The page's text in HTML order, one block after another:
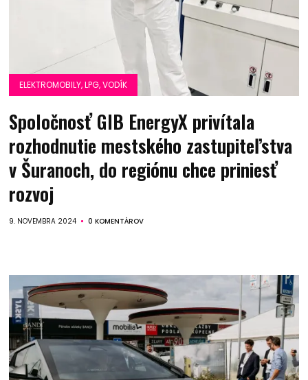
ELEKTROMOBILY, LPG, VODÍK
Spoločnosť GIB EnergyX privítala
rozhodnutie mestského zastupiteľstva
v Šuranoch, do regiónu chce priniesť
rozvoj
9. NOVEMBRA 2024 0 KOMENTÁROV